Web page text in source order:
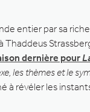
entier par sa
dernière pour
les thèmes et le
à révéler les